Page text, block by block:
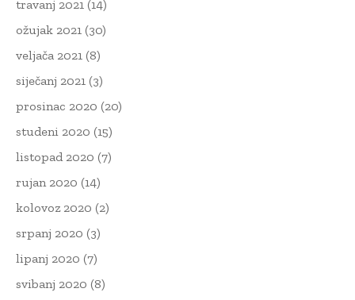
travanj 2021 (14)
ožujak 2021 (30)
veljača 2021 (8)
siječanj 2021 (3)
prosinac 2020 (20)
studeni 2020 (15)
listopad 2020 (7)
rujan 2020 (14)
kolovoz 2020 (2)
srpanj 2020 (3)
lipanj 2020 (7)
svibanj 2020 (8)